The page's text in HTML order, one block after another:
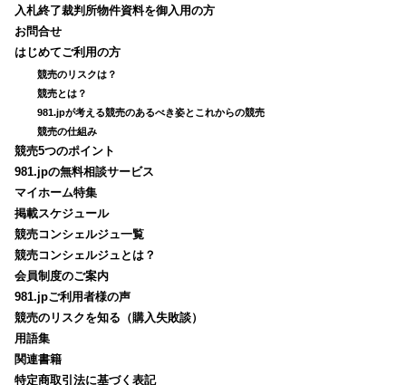
入札終了裁判所物件資料を御入用の方
お問合せ
はじめてご利用の方
競売のリスクは？
競売とは？
981.jpが考える競売のあるべき姿とこれからの競売
競売の仕組み
競売5つのポイント
981.jpの無料相談サービス
マイホーム特集
掲載スケジュール
競売コンシェルジュ一覧
競売コンシェルジュとは？
会員制度のご案内
981.jpご利用者様の声
競売のリスクを知る（購入失敗談）
用語集
関連書籍
特定商取引法に基づく表記